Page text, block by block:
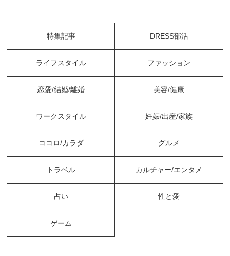
特集記事 DRESS部活
ライフスタイル ファッション
恋愛/結婚/離婚 美容/健康
ワークスタイル 妊娠/出産/家族
ココロ/カラダ グルメ
トラベル カルチャー/エンタメ
占い 性と愛
ゲーム